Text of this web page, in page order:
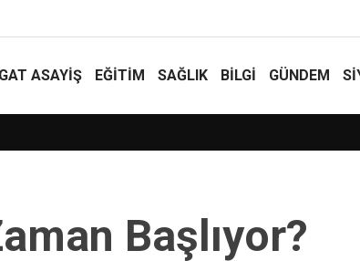
ASAYIŞ EĞİTİM SAĞLIK BİLGİ GÜNDEM
Başlıyor?